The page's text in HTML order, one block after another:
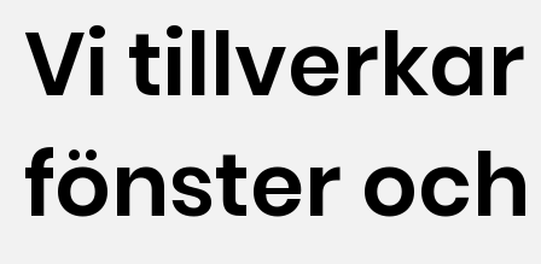
Vi tillverkar
fönster och